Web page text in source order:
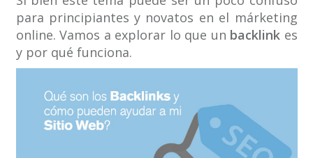
para principiantes y novatos en el márketing
online. Vamos a explorar lo que un backlink es
y por qué funciona.